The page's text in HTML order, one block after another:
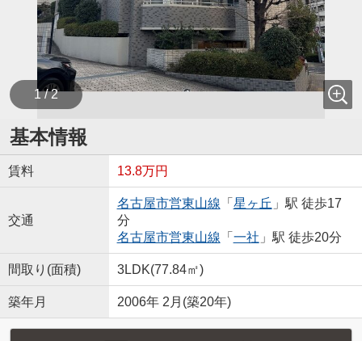
1 / 2
基本情報
賃料 13.8万円
交通
名古屋市営東山線 「 星ヶ丘 」駅 徒歩17
分
名古屋市営東山線 「 一社 」駅 徒歩20分
間取り(面積) 3LDK(77.84㎡)
築年月 2006年 2月(築20年)